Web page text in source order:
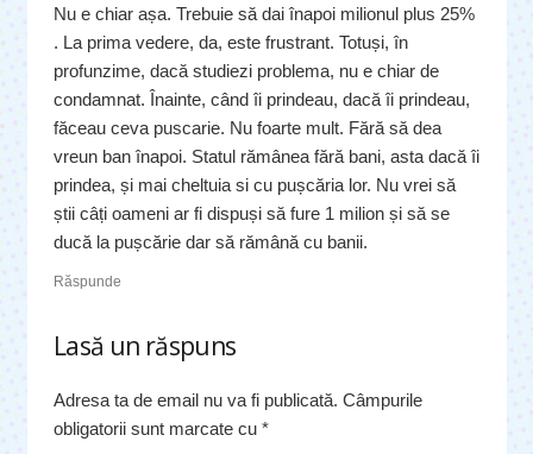
Nu e chiar așa. Trebuie să dai înapoi milionul plus 25%
. La prima vedere, da, este frustrant. Totuși, în
profunzime, dacă studiezi problema, nu e chiar de
condamnat. Înainte, când îi prindeau, dacă îi prindeau,
făceau ceva puscarie. Nu foarte mult. Fără să dea
vreun ban înapoi. Statul rămânea fără bani, asta dacă îi
prindea, și mai cheltuia si cu pușcăria lor. Nu vrei să
știi câți oameni ar fi dispuși să fure 1 milion și să se
ducă la pușcărie dar să rămână cu banii.
Răspunde
Lasă un răspuns
Adresa ta de email nu va fi publicată. Câmpurile
obligatorii sunt marcate cu *